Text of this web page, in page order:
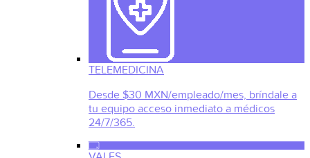
TELEMEDICINA
Desde $30 MXN/empleado/mes, bríndale a
tu equipo acceso inmediato a médicos
24/7/365.